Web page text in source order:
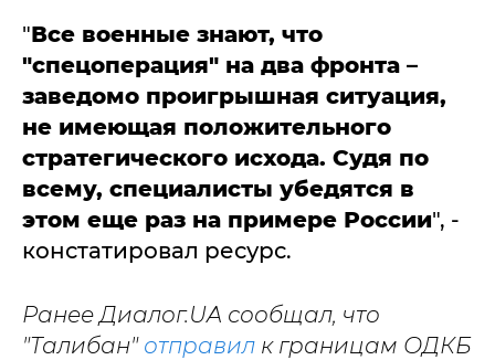
"Все военные знают, что
"спецоперация" на два фронта –
заведомо проигрышная ситуация,
не имеющая положительного
стратегического исхода. Судя по
всему, специалисты убедятся в
этом еще раз на примере России", -
констатировал ресурс.
Ранее Диалог.UA сообщал, что
"Талибан" отправил к границам ОДКБ